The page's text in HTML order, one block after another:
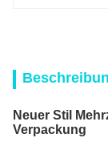
Neuer Stil
Verpackung